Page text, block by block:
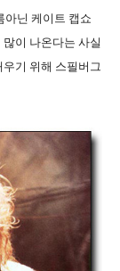
아닌 케이트 캡쇼
이 나온다는 사실
기 위해 스필버그